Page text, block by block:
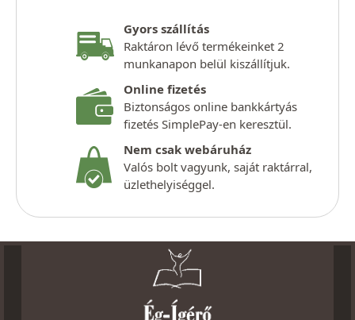
Gyors szállítás
Raktáron lévő termékeinket 2
munkanapon belül kiszállítjuk.
Online fizetés
Biztonságos online bankkártyás
fizetés SimplePay-en keresztül.
Nem csak webáruház
Valós bolt vagyunk, saját raktárral,
üzlethelyiséggel.